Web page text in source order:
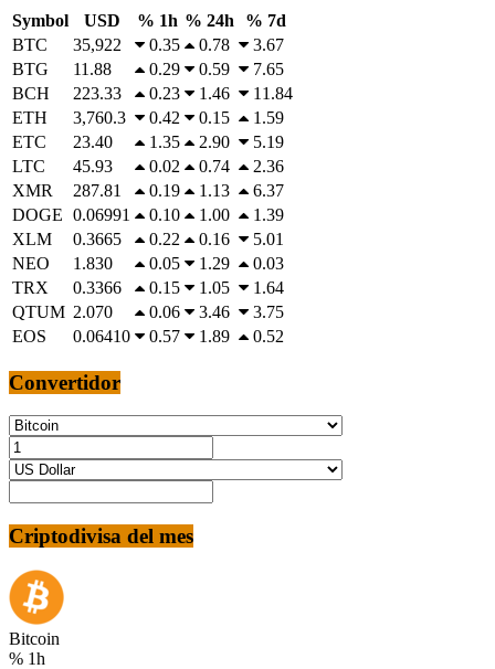
Symbol USD % 1h % 24h
% 7d
BTC
35,922 0.35 0.78
3.67
BTG
11.88 0.29 0.59
7.65
BCH
223.33 0.23 1.46
11.84
ETH
3,760.3 0.42 0.15
1.59
ETC
23.40 1.35 2.90
5.19
LTC
45.93 0.02 0.74
2.36
XMR
287.81 0.19 1.13
6.37
DOGE 0.06991 0.10 1.00
1.39
XLM
0.3665 0.22 0.16
5.01
NEO
1.830 0.05 1.29
0.03
TRX
0.3366 0.15 1.05
1.64
QTUM 2.070 0.06 3.46
3.75
EOS
0.06410 0.57 1.89 0.52
Convertidor
Criptodivisa del mes
Bitcoin
% 1h